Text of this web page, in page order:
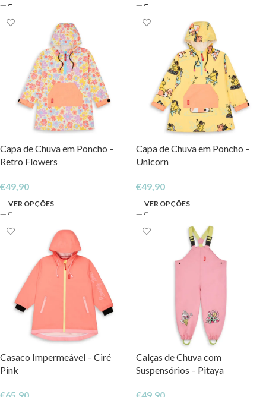
Capa de Chuva em Poncho –
Retro Flowers
€49,90
VER OPÇÕES
Capa de Chuva em Poncho –
Unicorn
€49,90
VER OPÇÕES
Casaco Impermeável – Ciré
Pink
Calças de Chuva com
Suspensórios – Pitaya